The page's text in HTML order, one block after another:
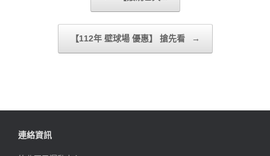
【112年 壁球場 優惠】 搶先看 →
連絡資訊